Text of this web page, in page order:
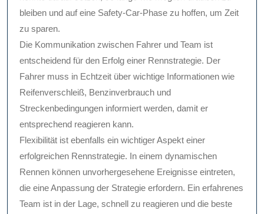
bleiben und auf eine Safety-Car-Phase zu hoffen, um Zeit
zu sparen.
Die Kommunikation zwischen Fahrer und Team ist
entscheidend für den Erfolg einer Rennstrategie. Der
Fahrer muss in Echtzeit über wichtige Informationen wie
Reifenverschleiß, Benzinverbrauch und
Streckenbedingungen informiert werden, damit er
entsprechend reagieren kann.
Flexibilität ist ebenfalls ein wichtiger Aspekt einer
erfolgreichen Rennstrategie. In einem dynamischen
Rennen können unvorhergesehene Ereignisse eintreten,
die eine Anpassung der Strategie erfordern. Ein erfahrenes
Team ist in der Lage, schnell zu reagieren und die beste